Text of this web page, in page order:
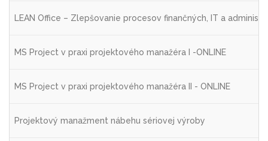
LEAN Office – Zlepšovanie procesov finančných, IT a
MS Project v praxi projektového manažéra I -ONLINE
MS Project v praxi projektového manažéra II - ONLINE
Projektový manažment nábehu sériovej výroby